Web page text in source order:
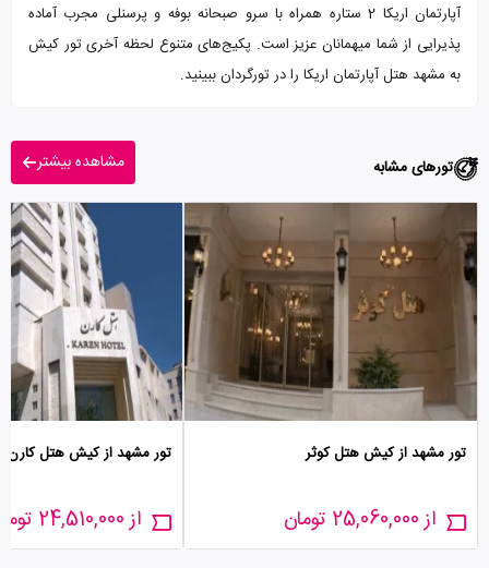
آپارتمان اریکا 2 ستاره همراه با سرو صبحانه بوفه و پرسنلی مجرب آماده
پذیرایی از شما میهمانان عزیز است. پکیج‌های متنوع لحظه آخری تور کیش
به مشهد هتل آپارتمان اریکا را در تورگردان ببینید.
تورهای مشابه مشاهده بیشتر
تور مشهد از کیش هتل کوثر
از 25,060,000 تومان
تور مشهد از کیش هتل کارن
از 24,510,000 تومان